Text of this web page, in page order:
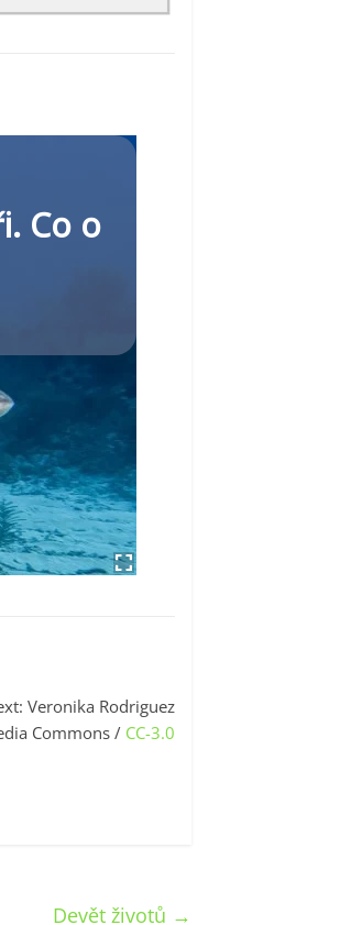
Veronika Rodriguez
Commons / CC-3.0
Devět životů →